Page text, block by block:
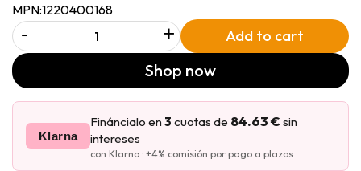
MPN:1220400168
- + Add to cart
Shop now
Klarna
Fináncialo en3 cuotas de 84.63 € sin
intereses
con Klarna · +4% comisión por pago a plazos